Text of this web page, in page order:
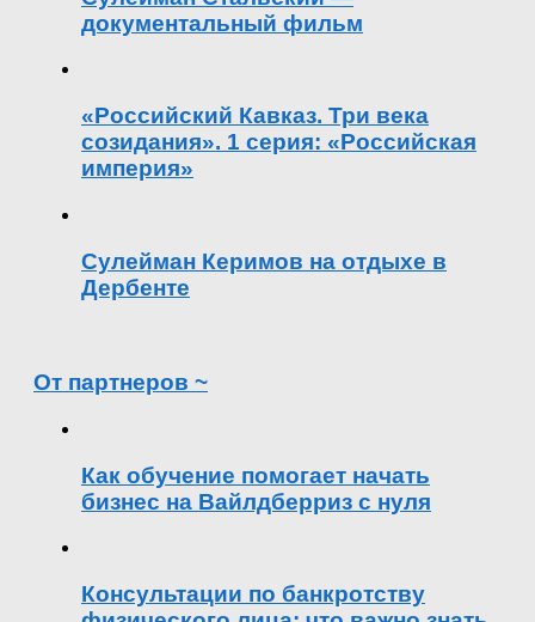
документальный фильм
«Российский Кавказ. Три века
созидания». 1 серия: «Российская
империя»
Сулейман Керимов на отдыхе в
Дербенте
От партнеров ~
Как обучение помогает начать
бизнес на Вайлдберриз с нуля
Консультации по банкротству